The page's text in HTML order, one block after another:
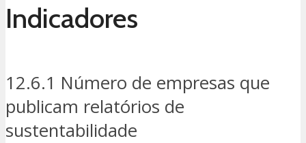
Indicadores
12.6.1 Número de empresas que
publicam relatórios de
sustentabilidade